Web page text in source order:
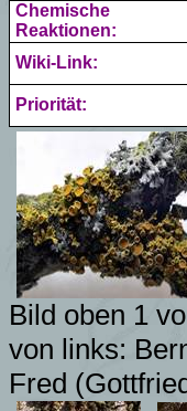
Chemische
Reaktionen:
Wiki-Link:
Priorität:
Bild oben 1
von links:
Fred